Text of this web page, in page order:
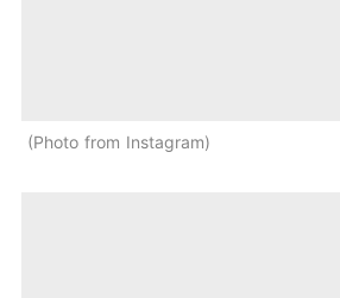
Photo from Instagram